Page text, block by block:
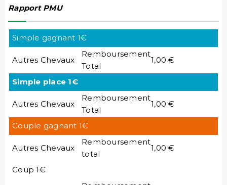
Rapport PMU
Simple gagnant 1€
Autres Chevaux
Remboursement
Total
1,00 €
Simple place 1€
Autres Chevaux
Remboursement
Total
1,00 €
Couple gagnant 1€
Autres Chevaux
Remboursement
total
1,00 €
Coup 1€